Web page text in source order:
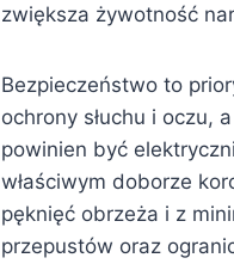
zwiększa żywotność
Bezpieczeństwo to
ochrony słuchu i oczu,
powinien być
właściwym doborze
pęknięć obrzeża i z
przepustów oraz